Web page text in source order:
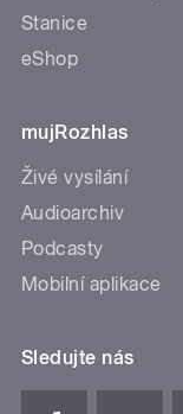
Stanice
eShop
mujRozhlas
Živé vysílání
Audioarchiv
Podcasty
Mobilní aplikace
Sledujte nás